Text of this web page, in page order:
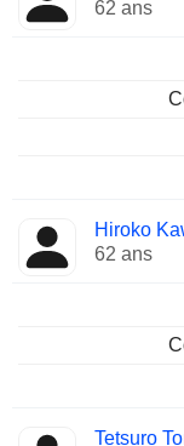
62 ans
Hiroko
62 ans
Tetsuro